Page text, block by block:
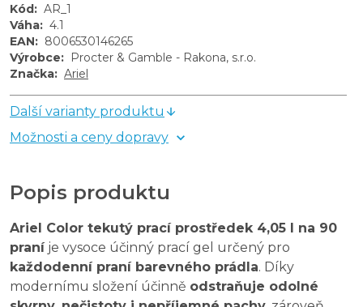
Kód: AR_1
Váha: 4.1
EAN: 8006530146265
Výrobce: Procter & Gamble - Rakona, s.r.o.
Značka: Ariel
Další varianty produktu
Možnosti a ceny dopravy
Popis produktu
Ariel Color tekutý prací prostředek 4,05 l na 90
praníje vysoce účinný prací gel určený pro
každodenní praní barevného prádla. Díky
modernímu složení účinně odstraňuje odolné